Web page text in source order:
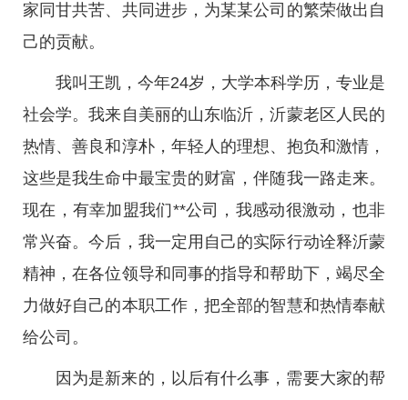
家同甘共苦、共同进步，为某某公司的繁荣做出自
己的贡献。
我叫王凯，今年24岁，大学本科学历，专业是
社会学。我来自美丽的山东临沂，沂蒙老区人民的
热情、善良和淳朴，年轻人的理想、抱负和激情，
这些是我生命中最宝贵的财富，伴随我一路走来。
现在，有幸加盟我们**公司，我感动很激动，也非
常兴奋。今后，我一定用自己的实际行动诠释沂蒙
精神，在各位领导和同事的指导和帮助下，竭尽全
力做好自己的本职工作，把全部的智慧和热情奉献
给公司。
因为是新来的，以后有什么事，需要大家的帮